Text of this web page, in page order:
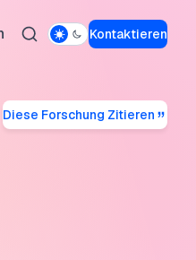
Kontaktieren
Diese Forschung Zitieren